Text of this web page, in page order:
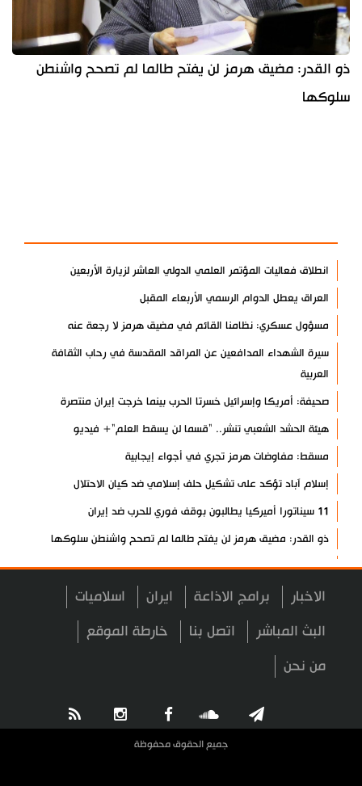
ذو القدر: مضيق هرمز لن يفتح طالما لم تصحح واشنطن
سلوكها
انطلاق فعاليات المؤتمر العلمي الدولي العاشر لزيارة الأربعين
العراق يعطل الدوام الرسمي الأربعاء المقبل
مسؤول عسكري: نظامنا القائم في مضيق هرمز لا رجعة عنه
سيرة الشهداء المدافعين عن المراقد المقدسة في رحاب الثقافة
العربية
صحيفة: أمريكا وإسرائيل خسرتا الحرب بينما خرجت إيران منتصرة
هيئة الحشد الشعبي تنشر.. "قسما لن يسقط العلم"+ فيديو
مسقط: مفاوضات هرمز تجري في أجواء إيجابية
إسلام آباد تؤكد على تشكيل حلف إسلامي ضد كيان الاحتلال
11 سيناتورا أميركيا يطالبون بوقف فوري للحرب ضد إيران
ذو القدر: مضيق هرمز لن يفتح طالما لم تصحح واشنطن سلوكها
حرس الثورة: فتح مضيق هرمز مرهون بقبول الشروط الإيرانية
إيجئي: نقدر جهود الصحفيين وتصديهم لمحاولات العدو الرامية إلى
ولايتي: على القوات الأجنبية مغادرة المنطقة
مسؤول يمني: معادلة الحصار بالحصار مستمرة حتى تحقق أهدافها
الرئيس بزشكيان: ينبغي إدانة العقلية السائدة اليوم في واشنطن
قاليباف يشيد بمهمة الصحفيين في الدفاع عن الاقتدار الثقافي للشعب
الاخبار برامج الاذاعة ايران اسلاميات
البث المباشر اتصل بنا خارطة الموقع
من نحن
جميع الحقوق محفوظة